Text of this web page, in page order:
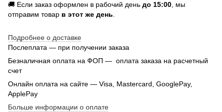
🚚 Если заказ оформлен в рабочий день до 15:00, мы
отправим товар в этот же день.
Подробнее о доставке
Послеплата — при получении заказа
Безналичная оплата на ФОП — оплата заказа на расчетный
счет
Онлайн оплата на сайте — Visa, Mastercard, GooglePay,
ApplePay
Больше информации о оплате